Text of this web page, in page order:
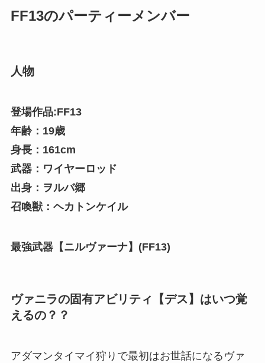
FF13のパーティーメンバー
人物
登場作品:FF13
年齢：19歳
身長：161cm
武器：ワイヤーロッド
出身：ヲルバ郷
召喚獣：ヘカトンケイル
最強武器【ニルヴァーナ】(FF13)
ヴァニラの固有アビリティ【デス】はいつ覚
えるの？？
アダマンタイマイ狩りで最初はお世話になるヴァ